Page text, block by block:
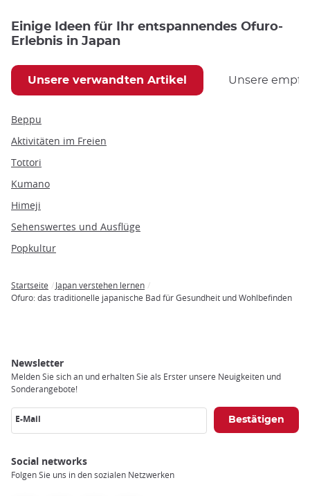
Einige Ideen für Ihr entspannendes Ofuro-
Erlebnis in Japan
Unsere verwandten Artikel Unsere
Beppu
Aktivitäten im Freien
Tottori
Kumano
Himeji
Sehenswertes und Ausflüge
Popkultur
Breadcrumb
Startseite
Japan verstehen lernen
Ofuro: das traditionelle japanische Bad für Gesundheit und Wohlbefinden
Newsletter
Melden Sie sich an und erhalten Sie als Erster unsere Neuigkeiten und
Sonderangebote!
E-Mail
Social networks
Folgen Sie uns in den sozialen Netzwerken